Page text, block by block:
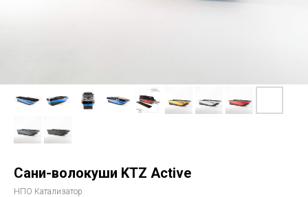
Сани-волокуши KTZ Active
НПО Катализатор